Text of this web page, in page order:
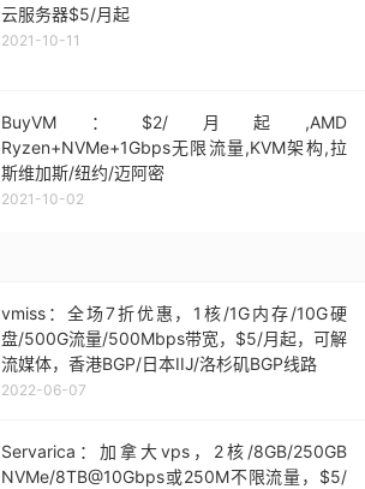
云服务器$5/月起
2021-10-11
BuyVM：$2/月起,AMD
Ryzen+NVMe+1Gbps无限流量,KVM架构,拉
斯维加斯/纽约/迈阿密
2021-10-02
vmiss：全场7折优惠，1核/1G内存/10G硬
盘/500G流量/500Mbps带宽，$5/月起，可解
流媒体，香港BGP/日本IIJ/洛杉矶BGP线路
2022-06-07
Servarica：加拿大vps，2核/8GB/250GB
NVMe/8TB@10Gbps或250M不限流量，$5/